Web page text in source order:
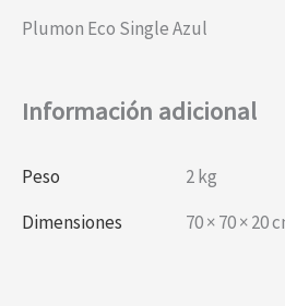
Plumon Eco Single Azul
Información adicional
Peso
2 kg
Dimensiones
70 × 70 × 20